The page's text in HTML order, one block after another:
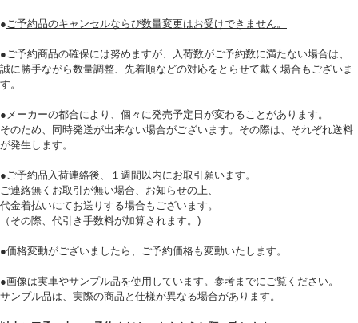
● ご予約品のキャンセルならび数量変更はお受けできません。
●ご予約商品の確保には努めますが、入荷数がご予約数に満たない場合は、
誠に勝手ながら数量調整、先着順などの対応をとらせて戴く場合もございま
す。
●メーカーの都合により、個々に発売予定日が変わることがあります。
そのため、同時発送が出来ない場合がございます。その際は、それぞれ送料
が発生します。
●ご予約品入荷連絡後、１週間以内にお取引願います。
ご連絡無くお取引が無い場合、お知らせの上、
代金着払いにてお送りする場合もございます。
（その際、代引き手数料が加算されます。)
●価格変動がございましたら、ご予約価格も変動いたします。
●画像は実車やサンプル品を使用しています。参考までにご覧ください。
サンプル品は、実際の商品と仕様が異なる場合があります。